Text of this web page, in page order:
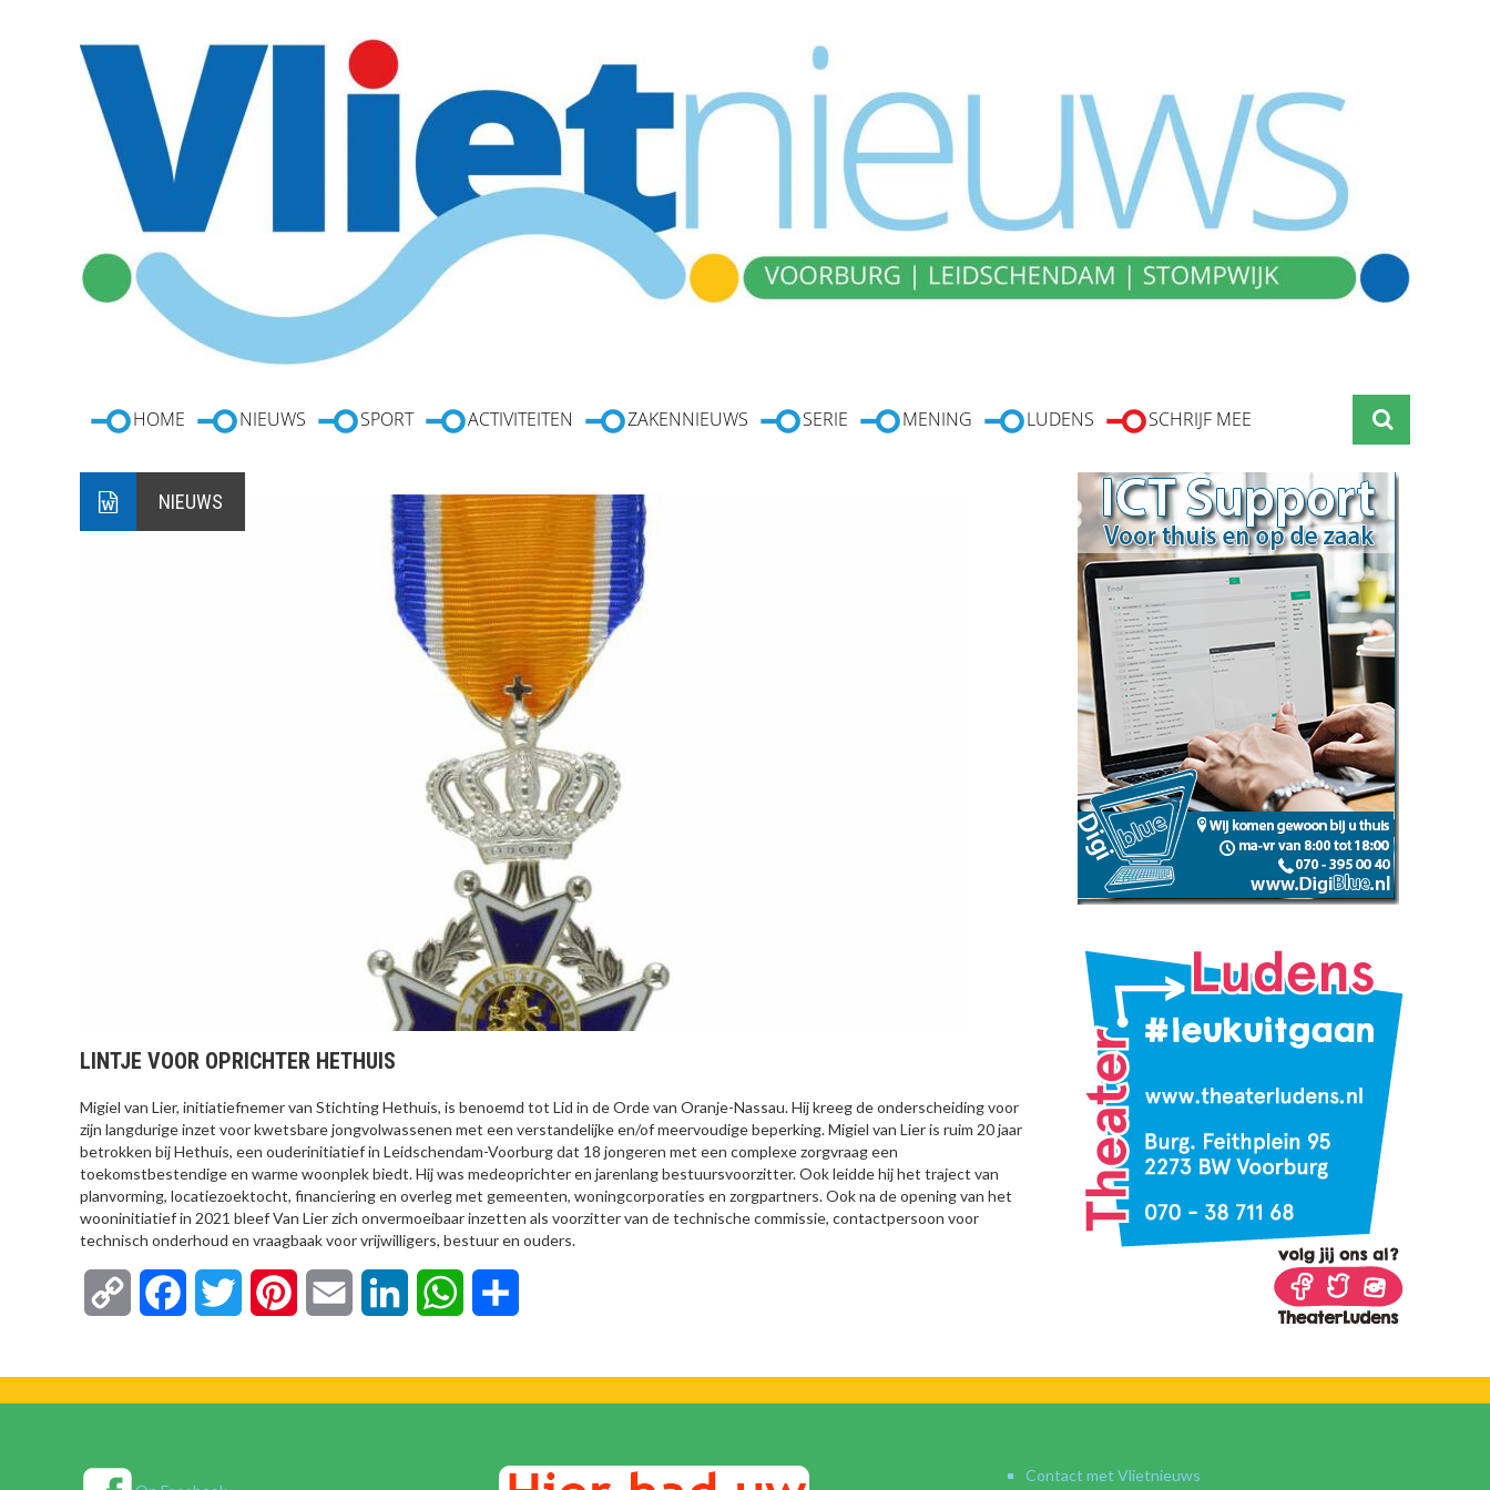
HOME NIEUWS SPORT ACTIVITEITEN ZAKENNIEUWS SERIE MENING LUDENS SCHRIJF MEE
NIEUWS
LINTJE VOOR OPRICHTER HETHUIS
Migiel van Lier, initiatiefnemer van Stichting Hethuis, is benoemd tot Lid in de Orde van Oranje-Nassau. Hij kreeg de onderscheiding voor
zijn langdurige inzet voor kwetsbare jongvolwassenen met een verstandelijke en/of meervoudige beperking. Migiel van Lier is ruim 20 jaar
betrokken bij Hethuis, een ouderinitiatief in Leidschendam-Voorburg dat 18 jongeren met een complexe zorgvraag een
toekomstbestendige en warme woonplek biedt. Hij was medeoprichter en jarenlang bestuursvoorzitter. Ook leidde hij het traject van
planvorming, locatiezoektocht, financiering en overleg met gemeenten, woningcorporaties en zorgpartners. Ook na de opening van het
wooninitiatief in 2021 bleef Van Lier zich onvermoeibaar inzetten als voorzitter van de technische commissie, contactpersoon voor
technisch onderhoud en vraagbaak voor vrijwilligers, bestuur en ouders.
Copy FacebookTwitter Pinterest Email LinkedIn WhatsApp
Contact met Vlietnieuws